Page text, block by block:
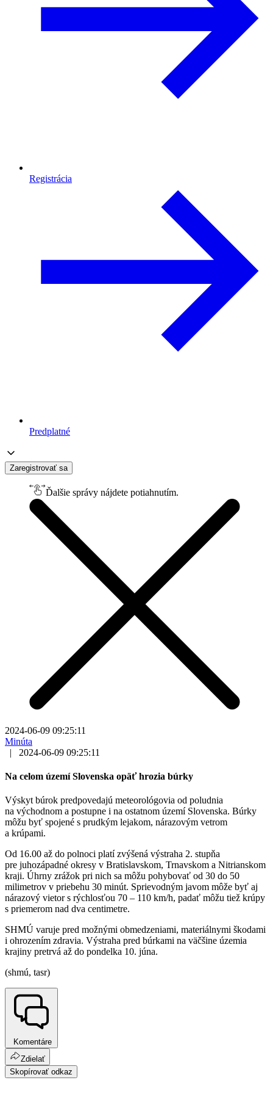
Registrácia
Predplatné
Zaregistrovať sa
Ďalšie správy nájdete potiahnutím.
2024-06-09 09:25:11
Minúta
|
2024-06-09 09:25:11
Na celom území Slovenska opäť hrozia búrky
Výskyt búrok predpovedajú meteorológovia od poludnia
na východnom a postupne i na ostatnom území Slovenska. Búrky
môžu byť spojené s prudkým lejakom, nárazovým vetrom
a krúpami.
Od 16.00 až do polnoci platí zvýšená výstraha 2. stupňa
pre juhozápadné okresy v Bratislavskom, Trnavskom a Nitrianskom
kraji. Úhrny zrážok pri nich sa môžu pohybovať od 30 do 50
milimetrov v priebehu 30 minút. Sprievodným javom môže byť aj
nárazový vietor s rýchlosťou 70 – 110 km/h, padať môžu tiež krúpy
s priemerom nad dva centimetre.
SHMÚ varuje pred možnými obmedzeniami, materiálnymi škodami
i ohrozením zdravia. Výstraha pred búrkami na väčšine územia
krajiny pretrvá až do pondelka 10. júna.
(shmú, tasr)
Komentáre
Zdielať
Skopírovať odkaz